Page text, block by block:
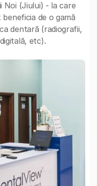
Noi (Jiului) - la care
de o gamă
dentară (radiografii,
etc).